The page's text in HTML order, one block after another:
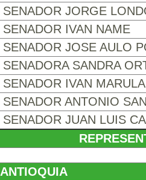
SENADOR JORGE
SENADOR IVAN NAME
SENADOR JOSE AULO
SENADORA SANDRA
SENADOR IVAN
SENADOR ANTONIO
SENADOR JUAN LUIS
ANTIOQUIA